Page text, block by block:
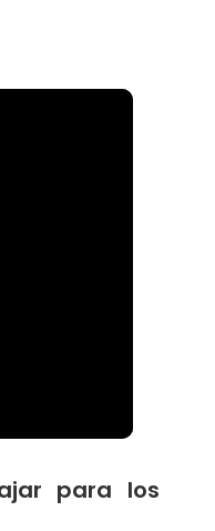
para los